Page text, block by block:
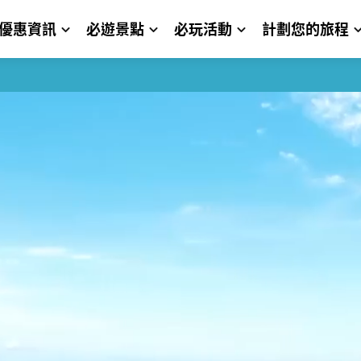
惠資訊 必遊景點 必玩活動 計劃您的旅程